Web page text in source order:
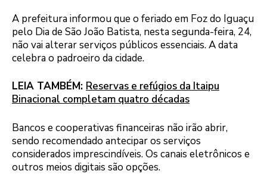
A prefeitura informou que o feriado em Foz do Iguaçu
pelo Dia de São João Batista, nesta segunda-feira, 24,
não vai alterar serviços públicos essenciais. A data
celebra o padroeiro da cidade.
LEIA TAMBÉM: Reservas e refúgios da Itaipu
Binacional completam quatro décadas
Bancos e cooperativas financeiras não irão abrir,
sendo recomendado antecipar os serviços
considerados imprescindíveis. Os canais eletrônicos e
outros meios digitais são opções.